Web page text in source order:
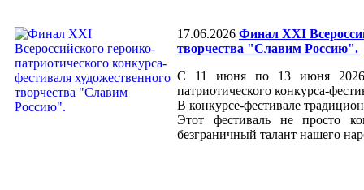
17.06.2026 Финал XXI
творчества "Славим Россию".
С 11 июня по 13 июня 2026
патриотического конкурса-
В конкурсе-фестивале
Этот фестиваль не просто
безграничный талант нашего